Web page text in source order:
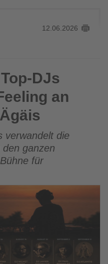
12.06.2026
an die Türkische
DJs
an
verwandelt die
ganzen
für